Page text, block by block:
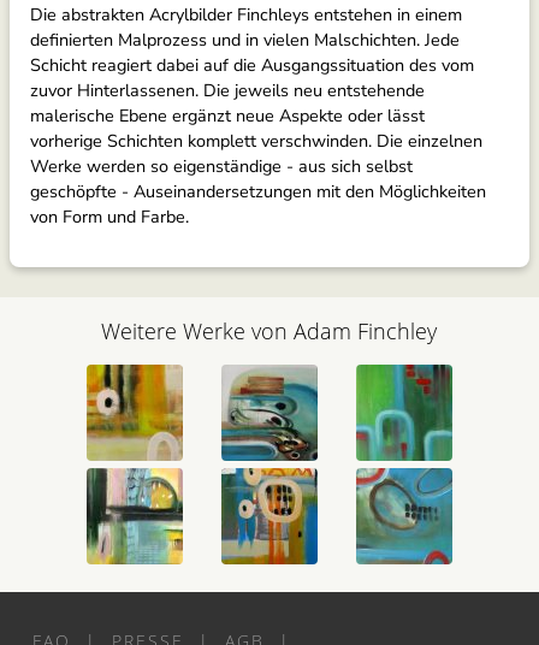
Die abstrakten Acrylbilder Finchleys entstehen in einem
definierten Malprozess und in vielen Malschichten. Jede
Schicht reagiert dabei auf die Ausgangssituation des vom
zuvor Hinterlassenen. Die jeweils neu entstehende
malerische Ebene ergänzt neue Aspekte oder lässt
vorherige Schichten komplett verschwinden. Die einzelnen
Werke werden so eigenständige - aus sich selbst
geschöpfte - Auseinandersetzungen mit den Möglichkeiten
von Form und Farbe.
Weitere Werke von Adam Finchley